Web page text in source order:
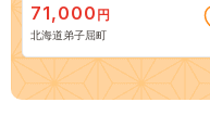
71,000 円
北海道弟子屈町